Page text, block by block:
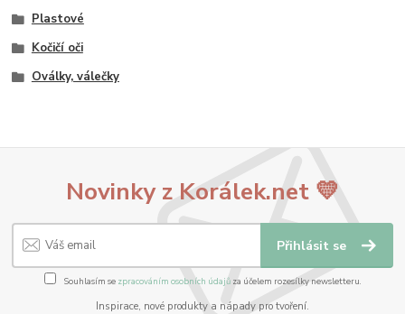
Plastové
Kočičí oči
Oválky, válečky
Novinky z Korálek.net 💛
Přihlásit se
Souhlasím se zpracováním osobních údajůza účelem rozesílky newsletteru.
Inspirace, nové produkty a nápady pro tvoření.